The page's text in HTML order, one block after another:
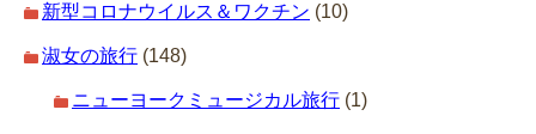
新型コロナウイルス＆ワクチン (10)
淑女の旅行 (148)
ニューヨークミュージカル旅行 (1)